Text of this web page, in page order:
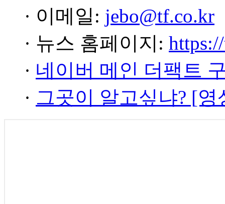
· 이메일: jebo@tf.co.kr
· 뉴스 홈페이지:
· 네이버 메인 더팩트
· 그곳이 알고싶냐? [